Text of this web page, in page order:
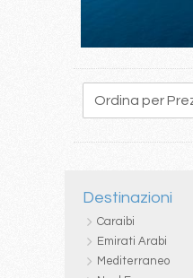
165 166
Destinazioni
Caraibi
Emirati Arabi
Mediterraneo